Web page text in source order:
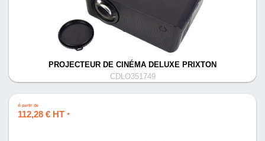
PROJECTEUR DE CINÉMA DELUXE PRIXTON
CDLO351749
À partir de
112,28 € HT *